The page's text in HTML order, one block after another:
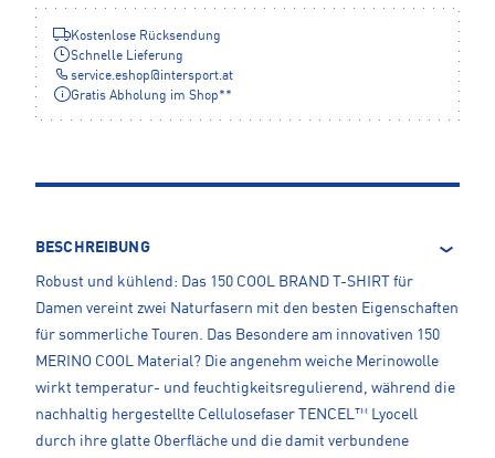
Kostenlose Rücksendung
Schnelle Lieferung
service.eshop@intersport.at
Gratis Abholung im Shop**
BESCHREIBUNG
Robust und kühlend: Das 150 COOL BRAND T-SHIRT für
Damen vereint zwei Naturfasern mit den besten Eigenschaften
für sommerliche Touren. Das Besondere am innovativen 150
MERINO COOL Material? Die angenehm weiche Merinowolle
wirkt temperatur- und feuchtigkeitsregulierend, während die
nachhaltig hergestellte Cellulosefaser TENCEL™ Lyocell
durch ihre glatte Oberfläche und die damit verbundene